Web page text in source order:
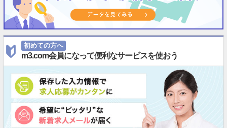
初めての方へ
m3.com会員になって便利なサービスを使おう